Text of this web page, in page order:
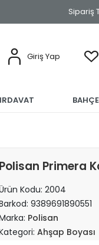
Sipariş
Giriş Yap
BAHÇE
Polisan Primera
Kodu:2004
9389691890551
Polisan
Ahşap Boyası